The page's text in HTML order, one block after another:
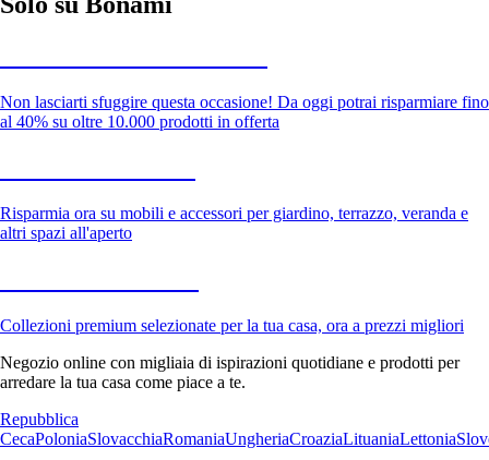
Non lasciarti sfuggire questa occasione! Da oggi potrai risparmiare fino
al 40% su oltre 10.000 prodotti in offerta
Risparmia ora su mobili e accessori per giardino, terrazzo, veranda e
altri spazi all'aperto
Collezioni premium selezionate per la tua casa, ora a prezzi migliori
Negozio online con migliaia di ispirazioni quotidiane e prodotti per
arredare la tua casa come piace a te.
Repubblica
CecaPoloniaSlovacchiaRomaniaUngheriaCroaziaLituaniaLettonia